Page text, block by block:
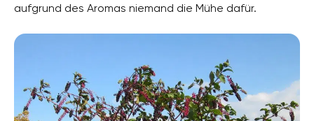
aufgrund des Aromas niemand die Mühe dafür.